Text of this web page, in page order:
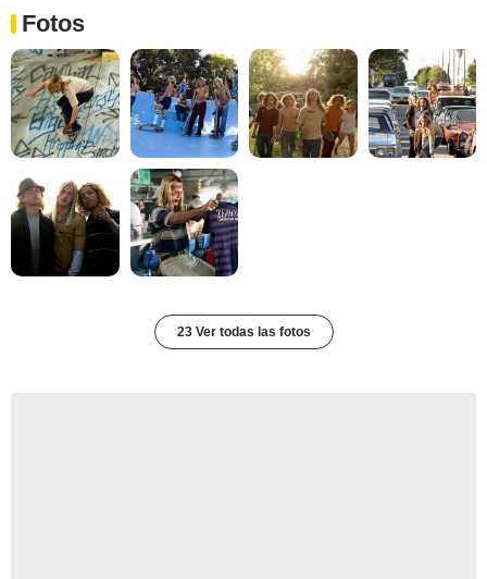
Fotos
23 Ver todas las fotos